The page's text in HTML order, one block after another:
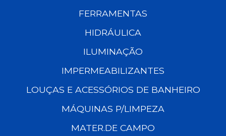
FERRAMENTAS
HIDRÁULICA
ILUMINAÇÃO
IMPERMEABILIZANTES
LOUÇAS E ACESSÓRIOS DE BANHEIRO
MÁQUINAS P/LIMPEZA
MATER.DE CAMPO